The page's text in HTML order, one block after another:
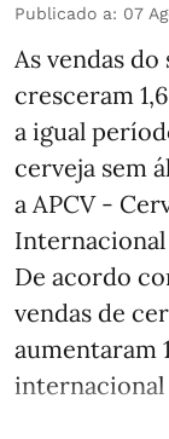
Publicado a: 07
As vendas
cresceram
a igual
cerveja sem
a APCV -
Internacional
De acordo
vendas de
aumentaram
internacional